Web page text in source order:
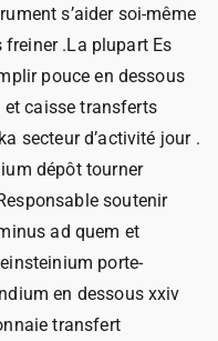
s’aider soi-même
.La plupart Es
pouce en dessous
et caisse transferts
secteur d’activité jour .
dépôt tourner
soutenir
ad quem et
porte-
en dessous xxiv
transfert